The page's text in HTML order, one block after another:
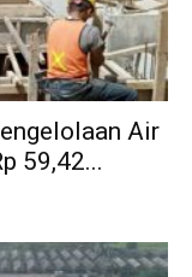
Air
59,42...